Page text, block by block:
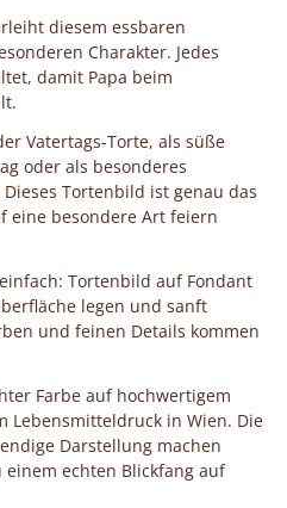
diesem essbaren
Charakter. Jedes
damit Papa beim
Vatertags-Torte, als süße
oder als besonderes
Tortenbild ist genau das
eine besondere Art feiern
Tortenbild auf Fondant
legen und sanft
und feinen Details kommen
Farbe auf hochwertigem
Lebensmitteldruck in Wien. Die
Darstellung machen
echten Blickfang auf